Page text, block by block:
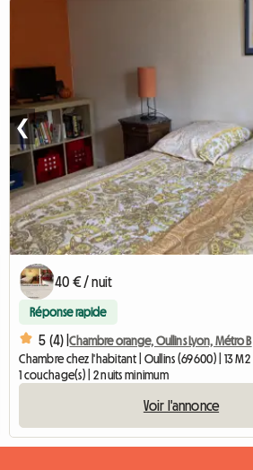
❮
40 € / nuit
Réponse rapide
5 (4) |Chambre orange, Oullins Lyon, Métro B
Chambre chez l'habitant | Oullins (69600) | 13 M2
1 couchage(s) | 2 nuits minimum
Voir l'annonce